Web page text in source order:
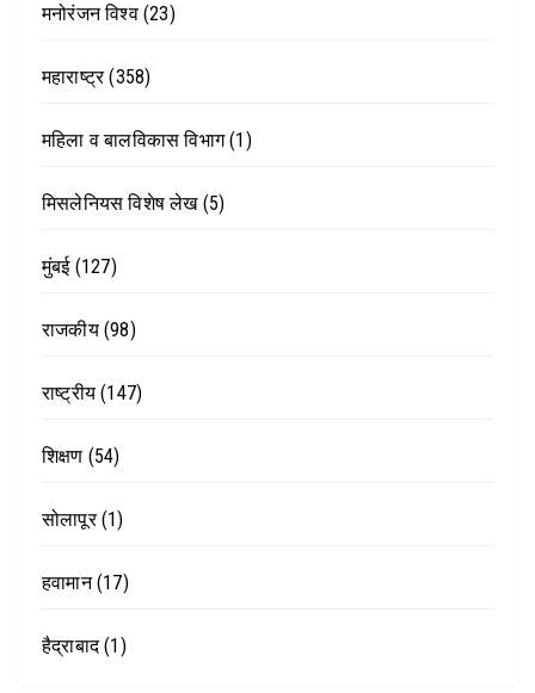
मनोरंजन विश्व(23)
महाराष्ट्र(358)
महिला व बालविकास विभाग(1)
मिसलेनियस विशेष लेख(5)
मुंबई(127)
राजकीय(98)
राष्ट्रीय (147)
शिक्षण (54)
सोलापूर(1)
हवामान(17)
हैद्राबाद(1)